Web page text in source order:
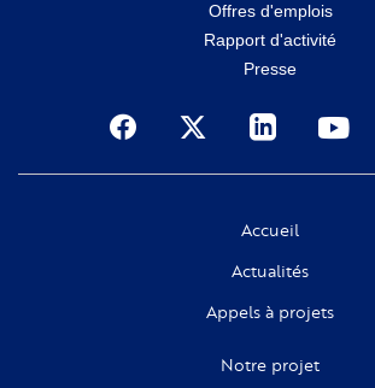
Offres d'emplois
Rapport d'activité
Presse
Social
Accueil
Actualités
Appels à projets
Notre projet